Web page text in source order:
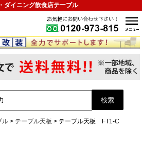
ダイニング飲食店テーブル
ル テーブル天板 テーブル天板 FT1-C